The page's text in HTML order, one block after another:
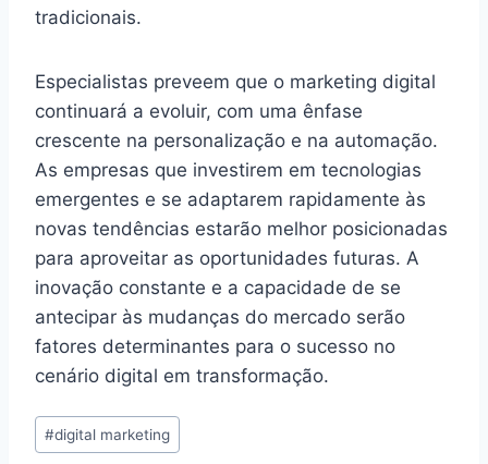
tradicionais.
Especialistas preveem que o marketing digital
continuará a evoluir, com uma ênfase
crescente na personalização e na automação.
As empresas que investirem em tecnologias
emergentes e se adaptarem rapidamente às
novas tendências estarão melhor posicionadas
para aproveitar as oportunidades futuras. A
inovação constante e a capacidade de se
antecipar às mudanças do mercado serão
fatores determinantes para o sucesso no
cenário digital em transformação.
Tags
do
#digital marketing